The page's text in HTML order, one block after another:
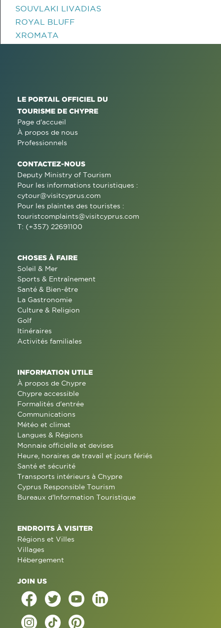
SOUVLAKI LIVADIAS
ROYAL BLUFF
XROMATA
LE PORTAIL OFFICIEL DU
TOURISME DE CHYPRE
Page d'accueil
À propos de nous
Professionnels
CONTACTEZ-NOUS
Deputy Ministry of Tourism
Pour les informations touristiques :
cytour@visitcyprus.com
Pour les plaintes des touristes :
touristcomplaints@visitcyprus.com
T: (+357) 22691100
CHOSES À FAIRE
Soleil & Mer
Sports & Entraînement
Santé & Bien-être
La Gastronomie
Culture & Religion
Golf
Itinéraires
Activités familiales
INFORMATION UTILE
À propos de Chypre
Chypre accessible
Formalités d'entrée
Communications
Météo et climat
Langues & Régions
Monnaie officielle et devises
Heure, horaires de travail et jours fériés
Santé et sécurité
Transports intérieurs à Chypre
Cyprus Responsible Tourism
Bureaux d'Information Touristique
ENDROITS À VISITER
Régions et Villes
Villages
Hébergement
JOIN US